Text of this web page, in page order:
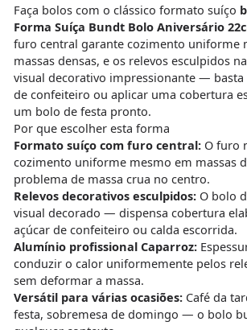
Faça bolos com o clássico formato suíço
Forma Suíça Bundt Bolo Aniversário
furo central garante cozimento uniforme
massas densas, e os relevos esculpidos
visual decorativo impressionante — basta
de confeiteiro ou aplicar uma cobertura
um bolo de festa pronto.
Por que escolher esta forma
Formato suíço com furo central:O furo
cozimento uniforme mesmo em massas
problema de massa crua no centro.
Relevos decorativos esculpidos:O bolo
visual decorado — dispensa cobertura
açúcar de confeiteiro ou calda escorrida.
Alumínio profissional Caparroz:
conduzir o calor uniformemente pelos
sem deformar a massa.
Versátil para várias ocasiões:Café da
festa, sobremesa de domingo — o bolo